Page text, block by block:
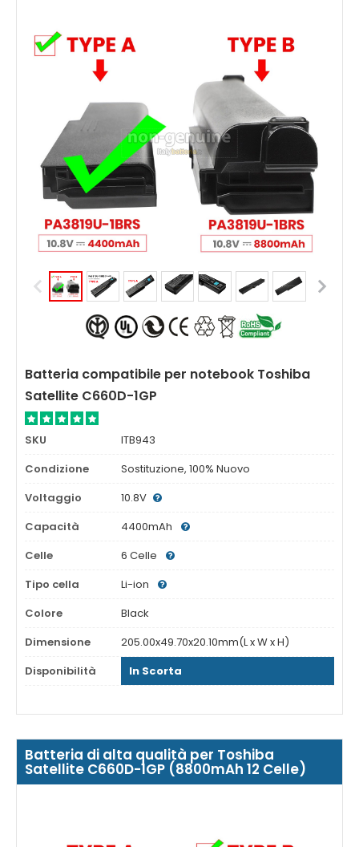
Batteria compatibile per notebook Toshiba
Satellite C660D-1GP
SKU
ITB943
Condizione
Sostituzione, 100% Nuovo
Voltaggio
10.8V
Capacità
4400mAh
Celle
6 Celle
Tipo cella
Li-ion
Colore
Black
Dimensione
205.00x49.70x20.10mm(L x W x H)
Disponibilità
In Scorta
Batteria di alta qualità per Toshiba
Satellite C660D-1GP (8800mAh 12 Celle)